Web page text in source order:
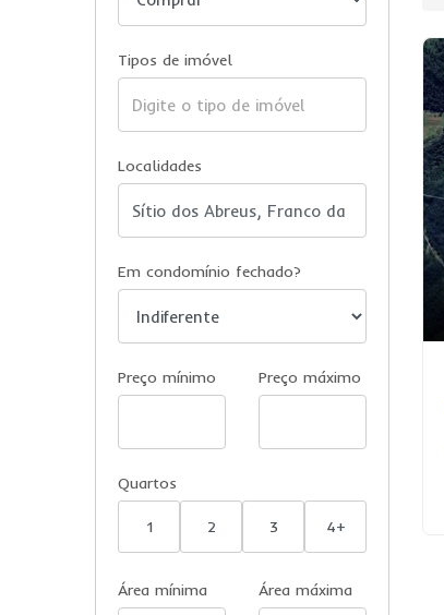
Tipos de imóvel
Localidades
Em condomínio fechado?
Preço mínimo Preço máximo
Quartos
1 2 3 4+
Área mínima Área máxima